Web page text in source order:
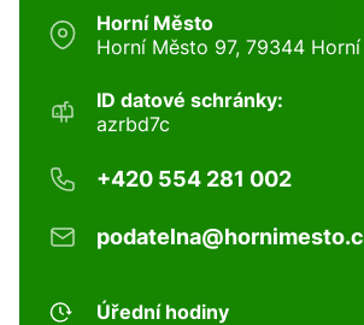
Horní Město
Horní Město 97, 79344
ID datové schránky:
azrbd7c
+420 554 281 002
Úřední hodiny